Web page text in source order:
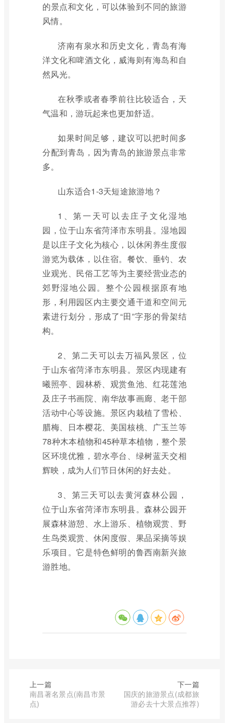
的景点和文化，可以体验到不同的旅游
风情。
济南有泉水和历史文化，青岛有海
洋文化和啤酒文化，威海则有海岛和自
然风光。
在秋季或者春季前往比较适合，天
气温和，游玩起来也更加舒适。
如果时间足够，建议可以把时间多
分配到青岛，因为青岛的旅游景点非常
多。
山东适合1-3天短途旅游地？
1、第一天可以去庄子文化湿地
园，位于山东省菏泽市东明县。湿地园
是以庄子文化为核心，以休闲养生度假
游览为载体，以住宿。餐饮、垂钓、农
业观光、民俗工艺等为主要经营业态的
郊野湿地公园。整个公园根据原有地
形，利用园区内主要交通干道和空间元
素进行划分，形成了“田”字形的骨架结
构。
2、第二天可以去万福风景区，位
于山东省菏泽市东明县。景区内现建有
曦照亭、园林桥、观赏鱼池、红花莲池
及庄子书画院、南华故事画廊、老干部
活动中心等设施。景区内栽植了雪松、
腊梅、日本樱花、美国核桃、广玉兰等
78种木本植物和45种草本植物，整个景
区环境优雅，碧水亭台、绿树蓝天交相
辉映，成为人们节日休闲的好去处。
3、第三天可以去黄河森林公园，
位于山东省菏泽市东明县。森林公园开
展森林游憩、水上游乐、植物观赏、野
生鸟类观赏、休闲度假、果品采摘等娱
乐项目。它是特色鲜明的鲁西南新兴旅
游胜地。
上一篇
南昌著名景点(南昌市景
点)
下一篇
国庆的旅游景点(成都旅
游必去十大景点推荐)